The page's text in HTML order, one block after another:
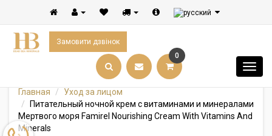
Замовити дзвінок
0
Главная
Уход за лицом
Питательный ночной крем с витаминами и минералами
Мертвого моря Famirel Nourishing Cream With Vitamins And
Minerals